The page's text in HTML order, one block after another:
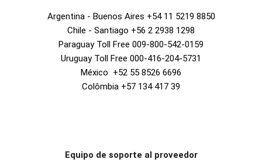
Argentina - Buenos Aires +54 11 5219 8850
Chile - Santiago +56 2 2938 1298
Paraguay Toll Free 009-800-542-0159
Uruguay Toll Free 000-416-204-5731
México +52 55 8526 6696
Colômbia +57 134 417 39
Equipo de soporte al proveedor